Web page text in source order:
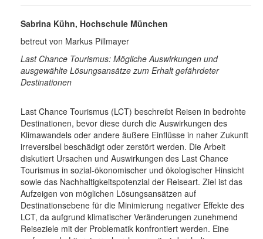
Sabrina Kühn, Hochschule München
betreut von Markus Pillmayer
Last Chance Tourismus: Mögliche Auswirkungen und
ausgewählte Lösungsansätze zum Erhalt gefährdeter
Destinationen
Last Chance Tourismus (LCT) beschreibt Reisen in bedrohte
Destinationen, bevor diese durch die Auswirkungen des
Klimawandels oder andere äußere Einflüsse in naher Zukunft
irreversibel beschädigt oder zerstört werden. Die Arbeit
diskutiert Ursachen und Auswirkungen des Last Chance
Tourismus in sozial-ökonomischer und ökologischer Hinsicht
sowie das Nachhaltigkeitspotenzial der Reiseart. Ziel ist das
Aufzeigen von möglichen Lösungsansätzen auf
Destinationsebene für die Minimierung negativer Effekte des
LCT, da aufgrund klimatischer Veränderungen zunehmend
Reiseziele mit der Problematik konfrontiert werden. Eine